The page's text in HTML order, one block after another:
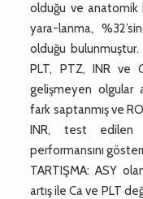
olduğu ve anatomik
yara-lanma,
olduğu
PLT, PTZ, INR ve
gelişmeyen olgular
fark saptanmış ve
INR, test edilen
performansını
TARTIŞMA: ASY
artış ile Ca ve PLT